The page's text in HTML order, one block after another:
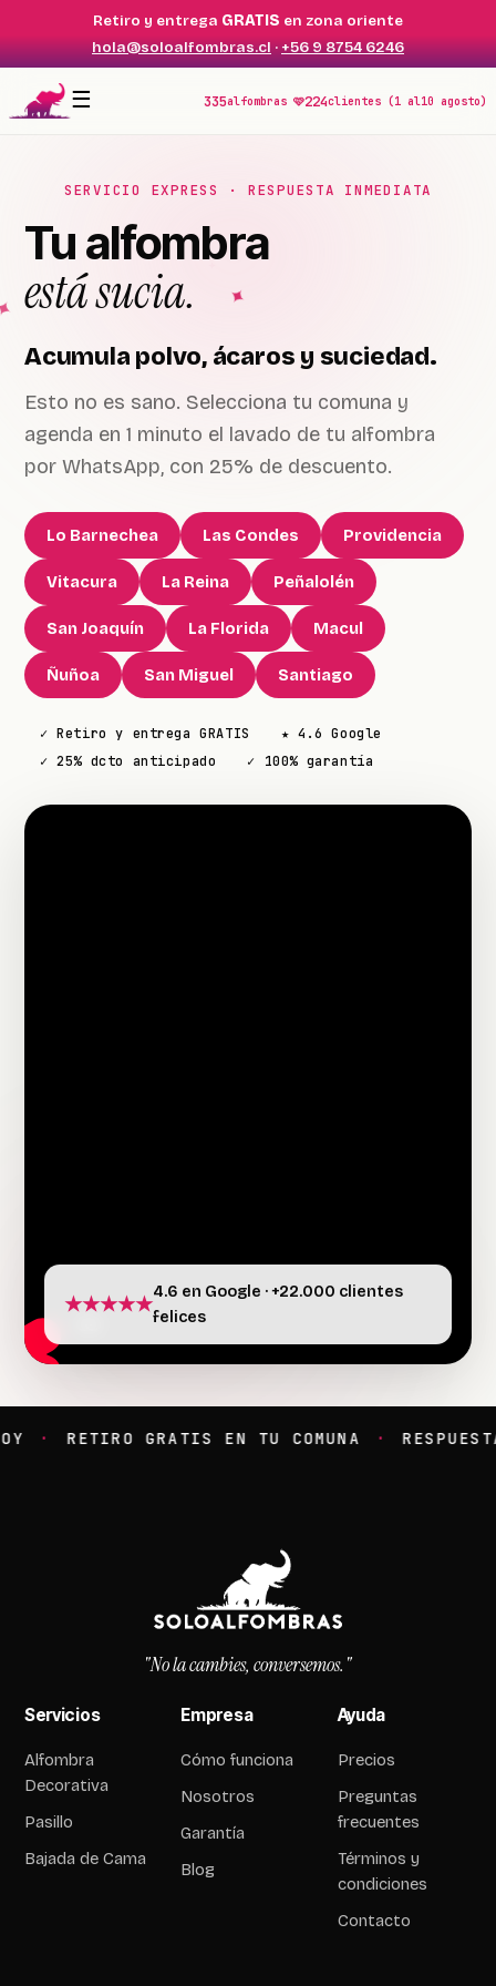
Retiro y entrega GRATIS en zona oriente
hola@soloalfombras.cl·+56 9 8754 6246
☰ 335alfombras 🩷224clientes (1 al 10 agosto)
SERVICIO EXPRESS · RESPUESTA INMEDIATA
Tu alfombra
está sucia.
Acumula polvo, ácaros y suciedad.
Esto no es sano. Selecciona tu comuna y
agenda en 1 minuto el lavado de tu alfombra
por WhatsApp, con 25% de descuento.
Lo Barnechea Las Condes Providencia
Vitacura La Reina Peñalolén
San Joaquín La Florida Macul
Ñuñoa San Miguel Santiago
✓ Retiro y entrega GRATIS
★ 4.6 Google
✓ 25% dcto anticipado
✓ 100% garantía
★★★★★4.6 en Google · +22.000 clientes
felices
· RETIRO GRATIS EN TU COMUNA ·
"No la cambies, conversemos."
Servicios
Alfombra
Decorativa
Pasillo
Bajada de Cama
Empresa
Cómo funciona
Nosotros
Garantía
Blog
Ayuda
Precios
Preguntas
frecuentes
Términos y
condiciones
Contacto